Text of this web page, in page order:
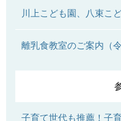
川上こども園、八束こ
離乳食教室のご案内（令
子育て世代も推薦！子